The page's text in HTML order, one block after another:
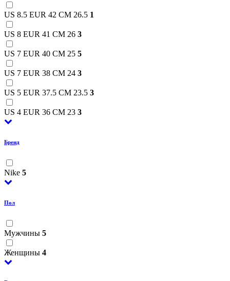
US 8.5 EUR 42 CM 26.5 1
US 8 EUR 41 CM 26 3
US 7 EUR 40 CM 25 5
US 7 EUR 38 CM 24 3
US 5 EUR 37.5 CM 23.5 3
US 4 EUR 36 CM 23 3
Бренд
Nike 5
Пол
Мужчины 5
Женщины 4